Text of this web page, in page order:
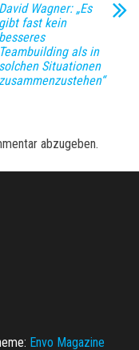
David Wagner: „Es
gibt fast kein
besseres
Teambuilding als in
solchen Situationen
abzugeben.
Envo Magazine